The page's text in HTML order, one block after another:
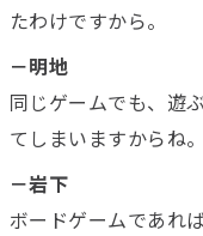
たわけですから。
－明地
同じゲームでも、遊
てしまいますからね。
－岩下
ボードゲームであれ